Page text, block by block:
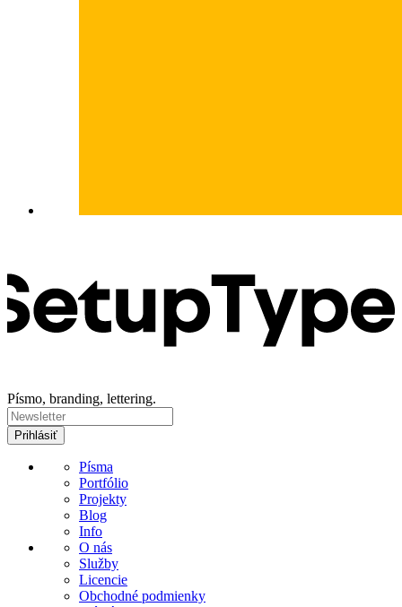
Písmo, branding, lettering.
Písma
Portfólio
Projekty
Blog
Info
O nás
Služby
Licencie
Obchodné podmienky